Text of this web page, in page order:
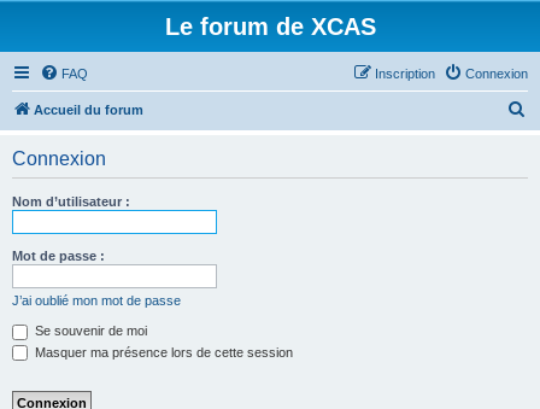
Le forum de XCAS
FAQ Connexion
Inscription
Accueil du forum
Connexion
Nom d’utilisateur :
Mot de passe :
J’ai oublié mon mot de passe
Se souvenir de moi
Masquer ma présence lors de cette session